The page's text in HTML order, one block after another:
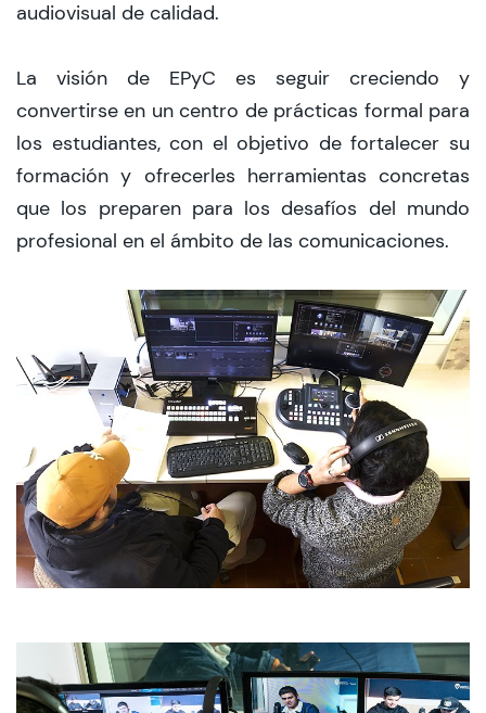
audiovisual de calidad.
La visión de EPyC es seguir creciendo y
convertirse en un centro de prácticas formal para
los estudiantes, con el objetivo de fortalecer su
formación y ofrecerles herramientas concretas
que los preparen para los desafíos del mundo
profesional en el ámbito de las comunicaciones.